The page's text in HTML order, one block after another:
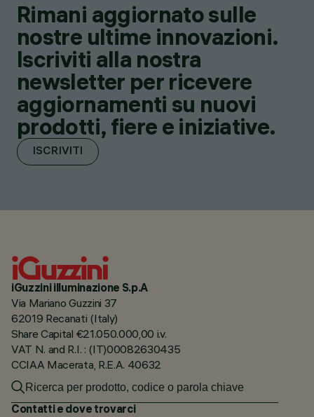
Rimani aggiornato sulle
nostre ultime innovazioni.
Iscriviti alla nostra
newsletter per ricevere
aggiornamenti su nuovi
prodotti, fiere e iniziative.
ISCRIVITI
iGuzzini illuminazione S.p.A
Via Mariano Guzzini 37
62019 Recanati (Italy)
Share Capital €21.050.000,00 i.v.
VAT N. and R.I. : (IT)00082630435
CCIAA Macerata, R.E.A. 40632
Contatti e dove trovarci